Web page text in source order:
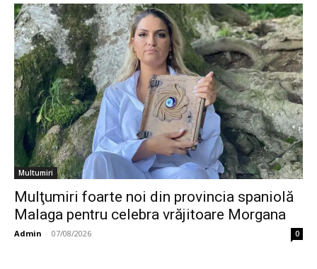
Multumiri
Mulţumiri foarte noi din provincia spaniolă
Malaga pentru celebra vrăjitoare Morgana
Admin - 07/08/2026 0